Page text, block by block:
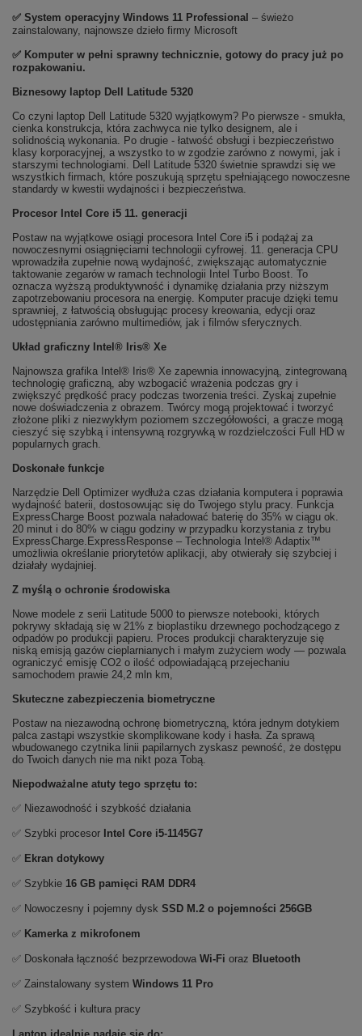
✅ System operacyjny Windows 11 Professional – świeżo
zainstalowany, najnowsze dzieło firmy Microsoft
✅ Komputer w pełni sprawny technicznie, gotowy do pracy już po
rozpakowaniu.
Biznesowy laptop Dell Latitude 5320
Co czyni laptop Dell Latitude 5320 wyjątkowym? Po pierwsze - smukła,
cienka konstrukcja, która zachwyca nie tylko designem, ale i
solidnością wykonania. Po drugie - łatwość obsługi i bezpieczeństwo
klasy korporacyjnej, a wszystko to w zgodzie zarówno z nowymi, jak i
starszymi technologiami. Dell Latitude 5320 świetnie sprawdzi się we
wszystkich firmach, które poszukują sprzętu spełniającego nowoczesne
standardy w kwestii wydajności i bezpieczeństwa.
Procesor Intel Core i5 11. generacji
Postaw na wyjątkowe osiągi procesora Intel Core i5 i podążaj za
nowoczesnymi osiągnięciami technologii cyfrowej. 11. generacja CPU
wprowadziła zupełnie nową wydajność, zwiększając automatycznie
taktowanie zegarów w ramach technologii Intel Turbo Boost. To
oznacza wyższą produktywność i dynamikę działania przy niższym
zapotrzebowaniu procesora na energię. Komputer pracuje dzięki temu
sprawniej, z łatwością obsługując procesy kreowania, edycji oraz
udostępniania zarówno multimediów, jak i filmów sferycznych.
Układ graficzny Intel® Iris® Xe
Najnowsza grafika Intel® Iris® Xe zapewnia innowacyjną, zintegrowaną
technologię graficzną, aby wzbogacić wrażenia podczas gry i
zwiększyć prędkość pracy podczas tworzenia treści. Zyskaj zupełnie
nowe doświadczenia z obrazem. Twórcy mogą projektować i tworzyć
złożone pliki z niezwykłym poziomem szczegółowości, a gracze mogą
cieszyć się szybką i intensywną rozgrywką w rozdzielczości Full HD w
popularnych grach.
Doskonałe funkcje
Narzędzie Dell Optimizer wydłuża czas działania komputera i poprawia
wydajność baterii, dostosowując się do Twojego stylu pracy. Funkcja
ExpressCharge Boost pozwala naładować baterię do 35% w ciągu ok.
20 minut i do 80% w ciągu godziny w przypadku korzystania z trybu
ExpressCharge.ExpressResponse – Technologia Intel® Adaptix™
umożliwia określanie priorytetów aplikacji, aby otwierały się szybciej i
działały wydajniej.
Z myślą o ochronie środowiska
Nowe modele z serii Latitude 5000 to pierwsze notebooki, których
pokrywy składają się w 21% z bioplastiku drzewnego pochodzącego z
odpadów po produkcji papieru. Proces produkcji charakteryzuje się
niską emisją gazów cieplarnianych i małym zużyciem wody — pozwala
ograniczyć emisję CO2 o ilość odpowiadającą przejechaniu
samochodem prawie 24,2 mln km,
Skuteczne zabezpieczenia biometryczne
Postaw na niezawodną ochronę biometryczną, która jednym dotykiem
palca zastąpi wszystkie skomplikowane kody i hasła. Za sprawą
wbudowanego czytnika linii papilarnych zyskasz pewność, że dostępu
do Twoich danych nie ma nikt poza Tobą.
Niepodważalne atuty tego sprzętu to:
✅ Niezawodność i szybkość działania
✅ Szybki procesor Intel Core i5-1145G7
✅ Ekran dotykowy
✅ Szybkie 16 GB pamięci RAM DDR4
✅ Nowoczesny i pojemny dysk SSD M.2 o pojemności 256GB
✅ Kamerka z mikrofonem
✅ Doskonała łączność bezprzewodowa Wi-Fi oraz Bluetooth
✅ Zainstalowany system Windows 11 Pro
✅ Szybkość i kultura pracy